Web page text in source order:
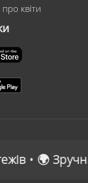
про квіти
оплата